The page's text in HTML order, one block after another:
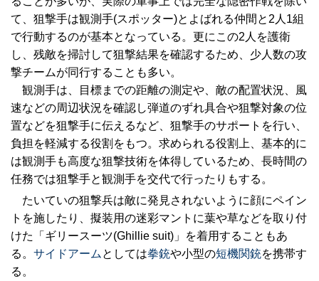
て、狙撃手は観測手(スポッター)とよばれる仲間と2人1組
で行動するのが基本となっている。更にこの2人を護衛
し、残敵を掃討して狙撃結果を確認するため、少人数の攻
撃チームが同行することも多い。
観測手は、目標までの距離の測定や、敵の配置状況、風
速などの周辺状況を確認し弾道のずれ具合や狙撃対象の位
置などを狙撃手に伝えるなど、狙撃手のサポートを行い、
負担を軽減する役割をもつ。求められる役割上、基本的に
は観測手も高度な狙撃技術を体得しているため、長時間の
任務では狙撃手と観測手を交代で行ったりもする。
たいていの狙撃兵は敵に発見されないように顔にペイン
トを施したり、擬装用の迷彩マントに葉や草などを取り付
けた「ギリースーツ(Ghillie suit)」を着用することもあ
る。 サイドアーム としては拳銃や小型の短機関銃を携帯す
る。